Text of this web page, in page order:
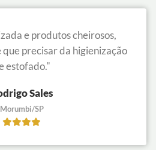
e produtos cheirosos,
precisar da higienização
estofado."
Sales
Morumbi/SP